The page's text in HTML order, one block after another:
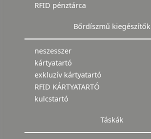
RFID pénztárca
Bőrdíszmű kiegészítők
neszesszer
kártyatartó
exkluzív kártyatartó
RFID KÁRTYATARTÓ
kulcstartó
Táskák